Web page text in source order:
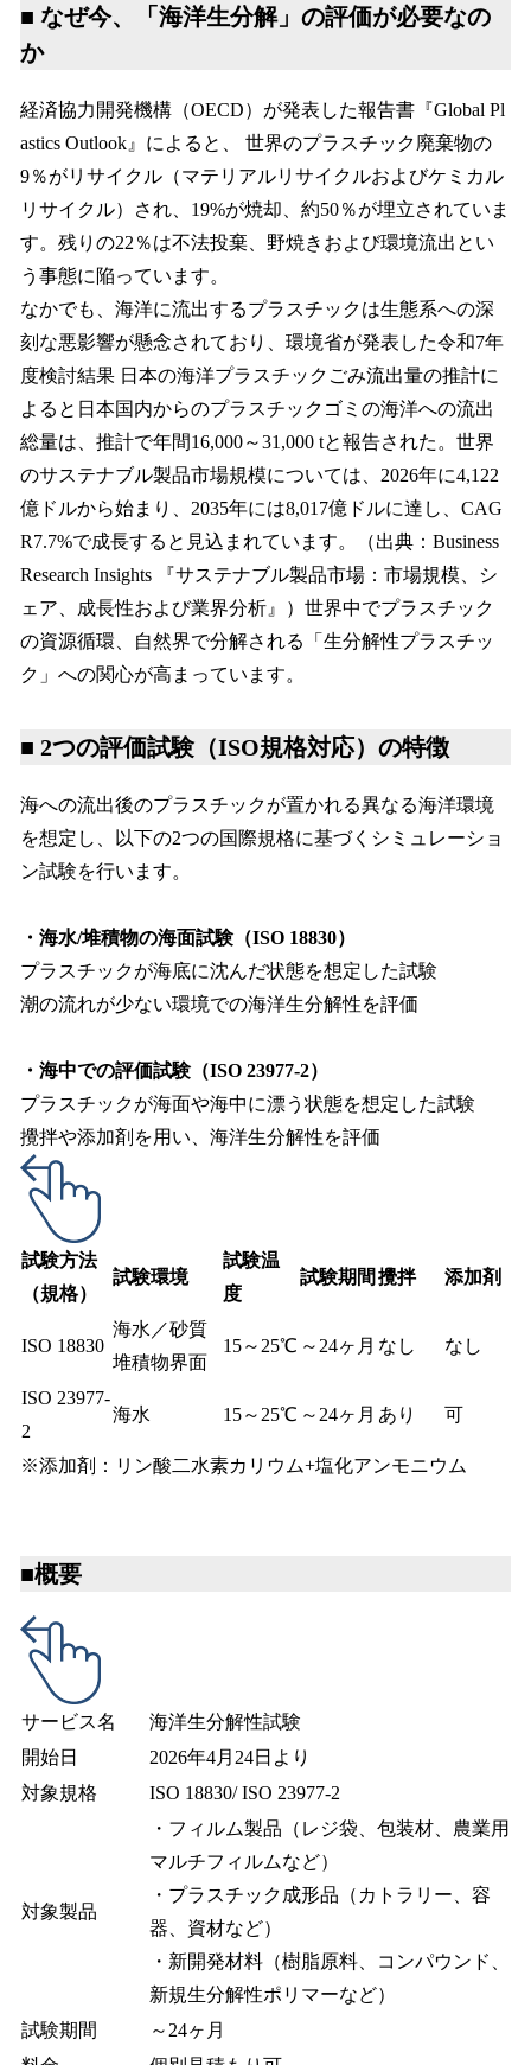
■ なぜ今、「海洋生分解」の評価が必要なの
か
経済協力開発機構（OECD）が発表した報告書『Global Pl
astics Outlook』によると、 世界のプラスチック廃棄物の
9％がリサイクル（マテリアルリサイクルおよびケミカル
リサイクル）され、19%が焼却、約50％が埋立されていま
す。残りの22％は不法投棄、野焼きおよび環境流出とい
う事態に陥っています。
なかでも、海洋に流出するプラスチックは生態系への深
刻な悪影響が懸念されており、環境省が発表した令和7年
度検討結果 日本の海洋プラスチックごみ流出量の推計に
よると日本国内からのプラスチックゴミの海洋への流出
総量は、推計で年間16,000～31,000 tと報告された。世界
のサステナブル製品市場規模については、2026年に4,122
億ドルから始まり、2035年には8,017億ドルに達し、CAG
R7.7%で成長すると見込まれています。（出典：Business
Research Insights 『サステナブル製品市場：市場規模、シ
ェア、成長性および業界分析』）世界中でプラスチック
の資源循環、自然界で分解される「生分解性プラスチッ
ク」への関心が高まっています。
■ 2つの評価試験（ISO規格対応）の特徴
海への流出後のプラスチックが置かれる異なる海洋環境
を想定し、以下の2つの国際規格に基づくシミュレーショ
ン試験を行います。
・海水/堆積物の海面試験（ISO 18830）
プラスチックが海底に沈んだ状態を想定した試験
潮の流れが少ない環境での海洋生分解性を評価
・海中での評価試験（ISO 23977-2）
プラスチックが海面や海中に漂う状態を想定した試験
攪拌や添加剤を用い、海洋生分解性を評価
試験方法
（規格）
試験環境
試験温
度
試験期間 攪拌 添加剤
ISO 18830
海水／砂質
堆積物界面
15～25℃ ～24ヶ月 なし なし
ISO 23977-
2
海水 15～25℃ ～24ヶ月 あり 可
※添加剤：リン酸二水素カリウム+塩化アンモニウム
■概要
サービス名
海洋生分解性試験
開始日
2026年4月24日より
対象規格
ISO 18830/ ISO 23977-2
対象製品
・フィルム製品（レジ袋、包装材、農業用
マルチフィルムなど）
・プラスチック成形品（カトラリー、容
器、資材など）
・新開発材料（樹脂原料、コンパウンド、
新規生分解性ポリマーなど）
試験期間
～24ヶ月